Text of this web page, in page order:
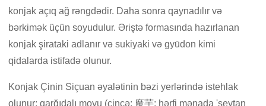
konjak açıq ağ rəngdədir. Daha sonra qaynadılır və
bərkimək üçün soyudulur. Əriştə formasında hazırlanan
konjak şirataki adlanır və sukiyaki və gyūdon kimi
qidalarda istifadə olunur.
Konjak Çinin Siçuan əyalətinin bəzi yerlərində istehlak
olunur; qarğıdalı moyu (çincə: 魔芋; hərfi mənada 'şeytan